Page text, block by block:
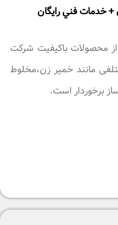
محصولات باکیفیت شرکت
مانند خمیر زن،مخلوط
برخوردار است.